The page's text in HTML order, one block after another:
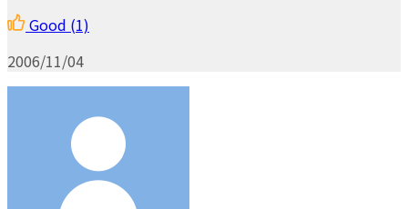
Good (1)
2006/11/04